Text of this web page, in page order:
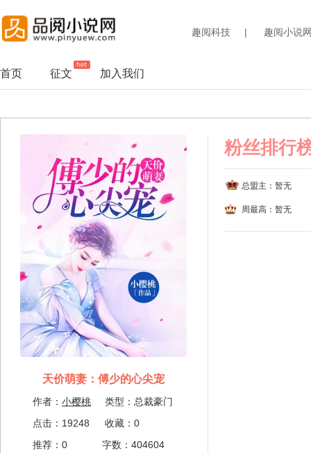
趣阅科技 | 趣阅小说
首页 征文 加入我们
天价萌妻：傅少的心尖宠
作者： 小樱桃
类型：总裁豪门
点击：19248
收藏：0
推荐：0
字数：404604
粉丝排行
总盟主：暂无
周最高：暂无